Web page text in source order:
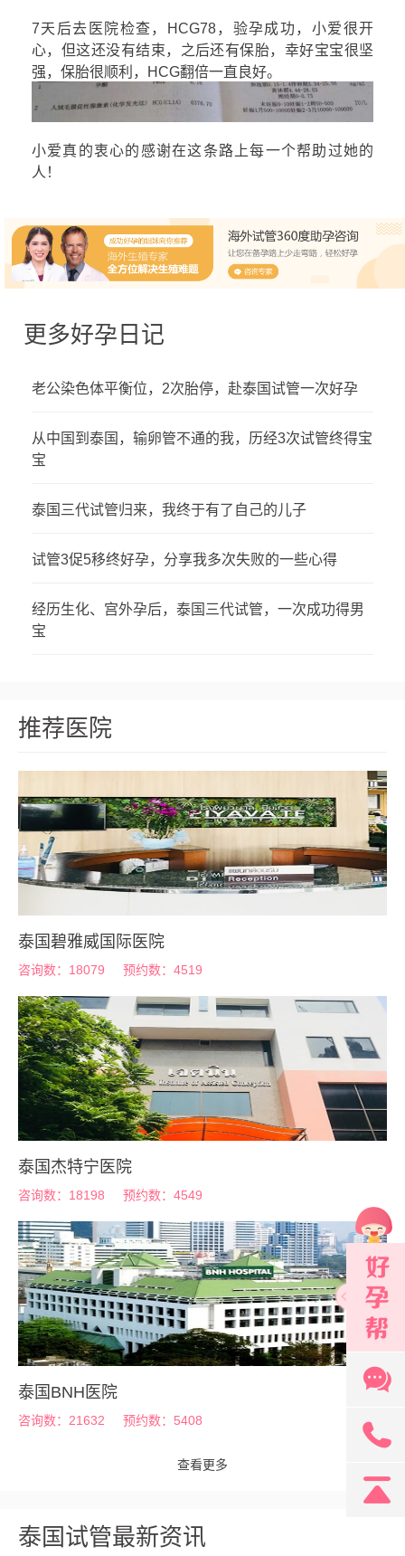
7天后去医院检查，HCG78，验孕成功，小爱很开
心，但这还没有结束，之后还有保胎，幸好宝宝很坚
强，保胎很顺利，HCG翻倍一直良好。
小爱真的衷心的感谢在这条路上每一个帮助过她的
人！
更多好孕日记
老公染色体平衡位，2次胎停，赴泰国试管一次好孕
从中国到泰国，输卵管不通的我，历经3次试管终得宝
宝
泰国三代试管归来，我终于有了自己的儿子
试管3促5移终好孕，分享我多次失败的一些心得
经历生化、宫外孕后，泰国三代试管，一次成功得男
宝
推荐医院
泰国碧雅威国际医院
咨询数：18079 预约数：4519
泰国杰特宁医院
咨询数：18198 预约数：4549
泰国BNH医院
咨询数：21632 预约数：5408
查看更多
泰国试管最新资讯